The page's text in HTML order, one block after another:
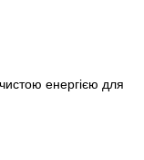
енергією для